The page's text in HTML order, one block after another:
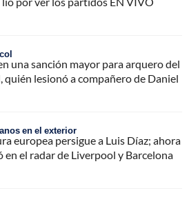
una sanción mayor para arquero del
quién lesionó a compañero de Daniel
en el exterior
europea persigue a Luis Díaz; ahora
en el radar de Liverpool y Barcelona